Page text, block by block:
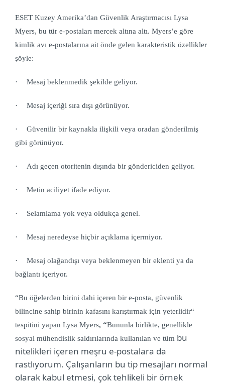
ESET Kuzey Amerika’dan Güvenlik Araştırmacısı Lysa
Myers, bu tür e-postaları mercek altına altı. Myers’e göre
kimlik avı e-postalarına ait önde gelen karakteristik özellikler
şöyle:
· Mesaj beklenmedik şekilde geliyor.
· Mesaj içeriği sıra dışı görünüyor.
·
Güvenilir bir kaynakla ilişkili veya oradan gönderilmiş
gibi görünüyor.
· Adı geçen otoritenin dışında bir göndericiden geliyor.
· Metin aciliyet ifade ediyor.
· Selamlama yok veya oldukça genel.
· Mesaj neredeyse hiçbir açıklama içermiyor.
·
Mesaj olağandışı veya beklenmeyen bir eklenti ya da
bağlantı içeriyor.
“Bu öğelerden birini dahi içeren bir e-posta, güvenlik
bilincine sahip birinin kafasını karıştırmak için yeterlidir“
tespitini yapan Lysa Myers, “Bununla birlikte, genellikle
sosyal mühendislik saldırılarında kullanılan ve tüm bu
nitelikleri içeren meşru e-postalara da
rastlıyorum. Çalışanların bu tip mesajları normal
olarak kabul etmesi, çok tehlikeli bir örnek